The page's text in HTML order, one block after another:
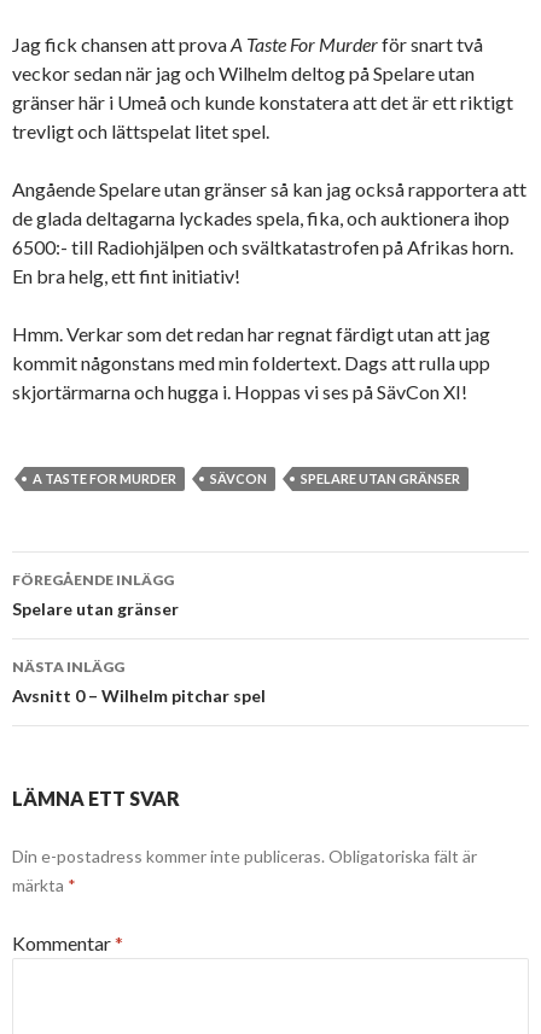
Jag fick chansen att provaA Taste For Murderför snart två
veckor sedan när jag och Wilhelm deltog på Spelare utan
gränser här i Umeå och kunde konstatera att det är ett riktigt
trevligt och lättspelat litet spel.
Angående Spelare utan gränser så kan jag också rapportera att
de glada deltagarna lyckades spela, fika, och auktionera ihop
6500:- till Radiohjälpen och svältkatastrofen på Afrikas horn.
En bra helg, ett fint initiativ!
Hmm. Verkar som det redan har regnat färdigt utan att jag
kommit någonstans med min foldertext. Dags att rulla upp
skjortärmarna och hugga i. Hoppas vi ses på SävCon XI!
A TASTE FOR MURDER SÄVCON SPELARE UTAN GRÄNSER
Inläggsnavigering
FÖREGÅENDE INLÄGG
Spelare utan gränser
NÄSTA INLÄGG
Avsnitt 0 – Wilhelm pitchar spel
LÄMNA ETT SVAR
Din e-postadress kommer inte publiceras. Obligatoriska fält är
märkta *
Kommentar*